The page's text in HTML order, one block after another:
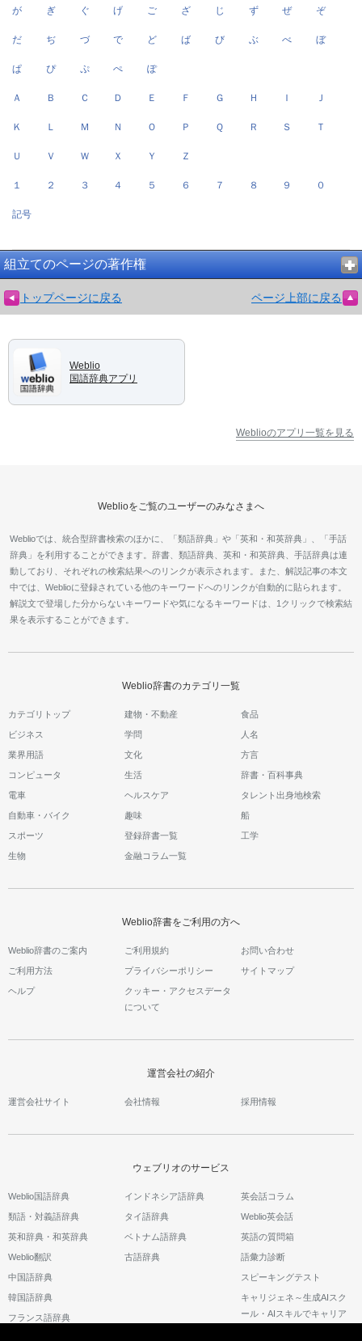
が ぎ ぐ げ ご ざ じ ず ぜ ぞ
だ ぢ づ で ど ば び ぶ べ ぼ
ぱ ぴ ぷ ぺ ぽ
Ａ Ｂ Ｃ Ｄ Ｅ Ｆ Ｇ Ｈ Ｉ Ｊ
Ｋ Ｌ Ｍ Ｎ Ｏ Ｐ Ｑ Ｒ Ｓ Ｔ
Ｕ Ｖ Ｗ Ｘ Ｙ Ｚ
１ ２ ３ ４ ５ ６ ７ ８ ９ ０
記号
組立てのページの著作権
トップページに戻る ページ上部に戻る
Weblio
国語辞典アプリ
Weblioのアプリ一覧を見る
Weblioをご覧のユーザーのみなさまへ
Weblioでは、統合型辞書検索のほかに、「類語辞典」や「英和・和英辞典」、「手話
辞典」を利用することができます。辞書、類語辞典、英和・和英辞典、手話辞典は連
動しており、それぞれの検索結果へのリンクが表示されます。また、解説記事の本文
中では、Weblioに登録されている他のキーワードへのリンクが自動的に貼られます。
解説文で登場した分からないキーワードや気になるキーワードは、1クリックで検索結
果を表示することができます。
Weblio辞書のカテゴリ一覧
カテゴリトップ 建物・不動産 食品
ビジネス 学問 人名
業界用語 文化 方言
コンピュータ 生活 辞書・百科事典
電車 ヘルスケア タレント出身地検索
自動車・バイク 趣味 船
スポーツ 登録辞書一覧 工学
生物 金融コラム一覧
Weblio辞書をご利用の方へ
Weblio辞書のご案内 ご利用規約 お問い合わせ
ご利用方法 プライバシーポリシー サイトマップ
ヘルプ
クッキー・アクセスデータ
について
運営会社の紹介
運営会社サイト 会社情報 採用情報
ウェブリオのサービス
Weblio国語辞典
類語・対義語辞典
英和辞典・和英辞典
Weblio翻訳
中国語辞典
韓国語辞典
フランス語辞典
インドネシア語辞典
タイ語辞典
ベトナム語辞典
古語辞典
英会話コラム
Weblio英会話
英語の質問箱
語彙力診断
スピーキングテスト
キャリジェネ～生成AIスク
ール・AIスキルでキャリア